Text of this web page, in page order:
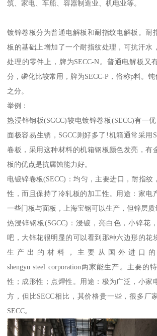
筑、家电、车船、容器制造业、机电业等。
镀锌卷板分为普通电解板和耐指纹电解板。耐
板的基础上增加了一个耐指纹处理，可抗汗水
处理的零件上，牌为SECC-N。普通电解板又
分，磷化比较常用，牌为SECC-P，俗称p料。
之分。
举例：
热浸锌钢板(SGCC)较电镀锌卷板(SECC)有一
面极容易生锈，SGCC则好多了!机箱通常采用
卷板，采用这种材料的机箱钢板颜色发亮，有
板的优点是抗腐蚀能力好。
电镀锌卷板(SECC)：均匀，主要进口，耐指纹
性，而且保持了冷轧板的加工性。用途：家电
一些门板与面板，上海宝钢可以生产，但锌层质
热浸锌钢板(SGCC)：浸镀，亮白色，小锌花
吧，大锌花很明显的可以看到那种六边形的花
生产出的材料，主要从国外进口的，
shengyu steel corporation两家能生产。主要的
性；成形性；点焊性。用途：极为广泛，小家
方，但比SECC相比，其价格贵一些，很多厂
SECC。